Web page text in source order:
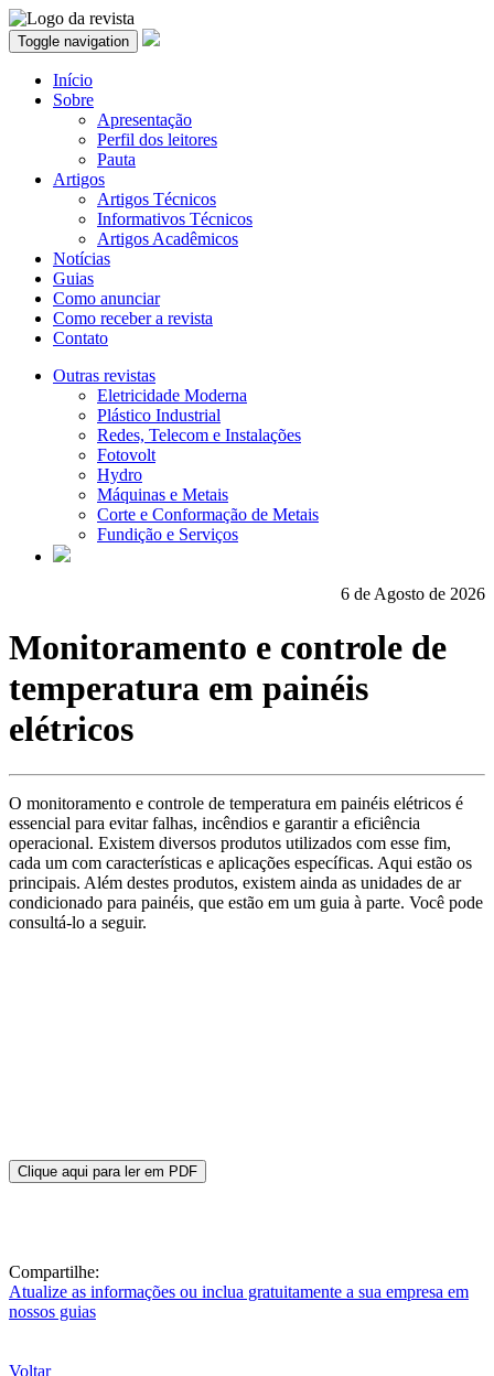
Toggle navigation
Início
Sobre
Apresentação
Perfil dos leitores
Pauta
Artigos
Artigos Técnicos
Informativos Técnicos
Artigos Acadêmicos
Notícias
Guias
Como anunciar
Como receber a revista
Contato
Outras revistas
Eletricidade Moderna
Plástico Industrial
Redes, Telecom e Instalações
Fotovolt
Hydro
Máquinas e Metais
Corte e Conformação de Metais
Fundição e Serviços
6 de Agosto de 2026
Monitoramento e controle de
temperatura em painéis
elétricos
O monitoramento e controle de temperatura em painéis elétricos é
essencial para evitar falhas, incêndios e garantir a eficiência
operacional. Existem diversos produtos utilizados com esse fim,
cada um com características e aplicações específicas. Aqui estão os
principais. Além destes produtos, existem ainda as unidades de ar
condicionado para painéis, que estão em um guia à parte. Você pode
consultá-lo a seguir.
Clique aqui para ler em PDF
Compartilhe:
Atualize as informações ou inclua gratuitamente a sua empresa em
nossos guias
Voltar